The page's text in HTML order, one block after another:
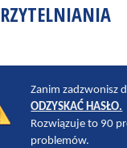
Zanim zadzwonisz
ODZYSKAĆ HASŁO.
Rozwiązuje to 90
problemów.